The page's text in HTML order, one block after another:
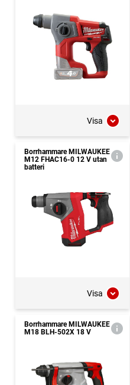
Visa
Borrhammare MILWAUKEE
M12 FHAC16-0 12 V utan
batteri
Visa
Borrhammare MILWAUKEE
M18 BLH-502X 18 V